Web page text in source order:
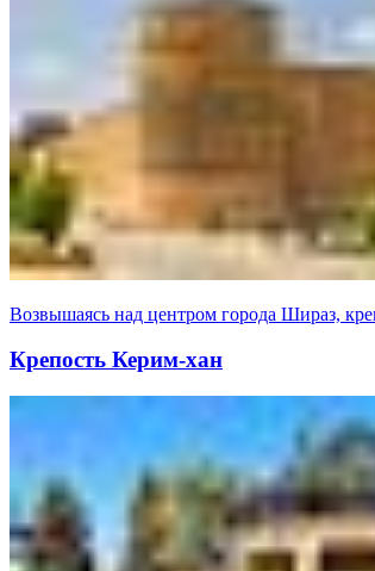
Возвышаясь над центром города Шираз,
Крепость Керим-хан